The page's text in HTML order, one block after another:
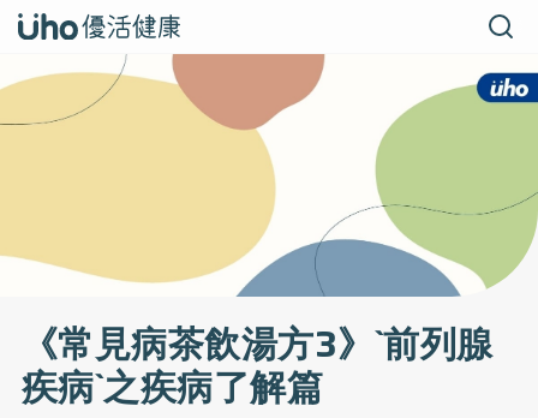
《常見病茶飲湯方3》`前列腺
疾病`之疾病了解篇